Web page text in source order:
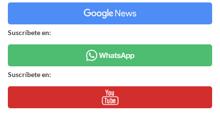
Suscríbete en:
Suscríbete en: